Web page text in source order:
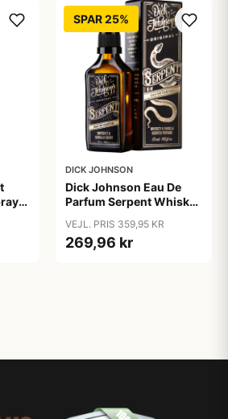
SPAR 25%
DICK JOHNSON
Dick Johnson Eau De
Parfum Serpent Whiskey
VEJL. PRIS 359,95 KR
269,96 kr